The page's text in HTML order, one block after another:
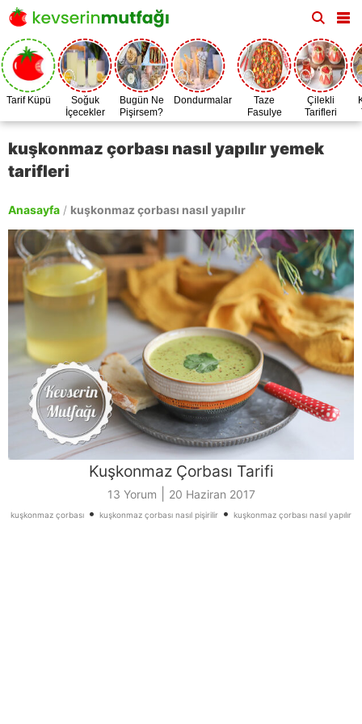
Tarif Küpü
Soğuk
İçecekler
Bugün Ne
Pişirsem?
Dondurmalar
Taze
Fasulye
Zamanı
Çilekli
Tarifleri
kuşkonmaz çorbası nasıl yapılır yemek
tarifleri
Anasayfa / kuşkonmaz çorbası nasıl yapılır
Kuşkonmaz Çorbası Tarifi
13 Yorum 20 Haziran 2017
kuşkonmaz çorbası • kuşkonmaz çorbası nasıl pişirilir • kuşkonmaz çorbası nasıl yapılır